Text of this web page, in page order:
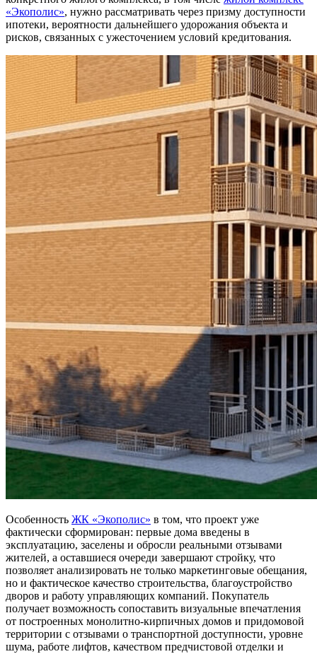
«Экополис», нужно рассматривать через призму доступности
ипотеки, вероятности дальнейшего удорожания объекта и
рисков, связанных с ужесточением условий кредитования.
Особенность ЖК «Экополис» в том, что проект уже
фактически сформирован: первые дома введены в
эксплуатацию, заселены и обросли реальными отзывами
жителей, а оставшиеся очереди завершают стройку, что
позволяет анализировать не только маркетинговые обещания,
но и фактическое качество строительства, благоустройство
дворов и работу управляющих компаний. Покупатель
получает возможность сопоставить визуальные впечатления
от построенных монолитно-кирпичных домов и придомовой
территории с отзывами о транспортной доступности, уровне
шума, работе лифтов, качеством предчистовой отделки и